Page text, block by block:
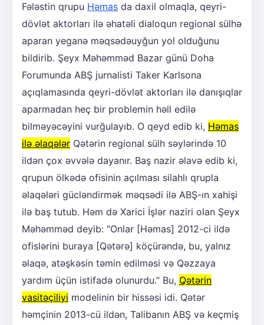
Fələstin qrupu Həmas da daxil olmaqla, qeyri-
dövlət aktorları ilə əhatəli dialoqun regional sülhə
aparan yeganə məqsədəuyğun yol olduğunu
bildirib. Şeyx Məhəmməd Bazar günü Doha
Forumunda ABŞ jurnalisti Taker Karlsona
açıqlamasında qeyri-dövlət aktorları ilə danışıqlar
aparmadan heç bir problemin həll edilə
bilməyəcəyini vurğulayıb. O qeyd edib ki, Həmas
ilə əlaqələr Qətərin regional sülh səylərində 10
ildən çox əvvələ dayanır. Baş nazir əlavə edib ki,
qrupun ölkədə ofisinin açılması silahlı qrupla
əlaqələri gücləndirmək məqsədi ilə ABŞ-ın xahişi
ilə baş tutub. Həm də Xarici İşlər naziri olan Şeyx
Məhəmməd deyib: “Onlar [Həmas] 2012-ci ildə
ofislərini buraya [Qətərə] köçürəndə, bu, yalnız
əlaqə, atəşkəsin təmin edilməsi və Qəzzaya
yardım üçün istifadə olunurdu.” Bu, Qətərin
vasitəçiliyi modelinin bir hissəsi idi. Qətər
həmçinin 2013-cü ildən, Talibanın ABŞ və keçmiş